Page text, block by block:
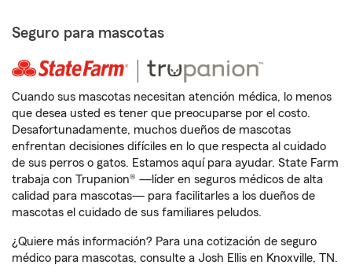
Seguro para mascotas
Cuando sus mascotas necesitan atención médica, lo menos
que desea usted es tener que preocuparse por el costo.
Desafortunadamente, muchos dueños de mascotas
enfrentan decisiones difíciles en lo que respecta al cuidado
de sus perros o gatos. Estamos aquí para ayudar. State Farm
trabaja con Trupanion® —líder en seguros médicos de alta
calidad para mascotas— para facilitarles a los dueños de
mascotas el cuidado de sus familiares peludos.
¿Quiere más información? Para una cotización de seguro
médico para mascotas, consulte a Josh Ellis en Knoxville, TN.